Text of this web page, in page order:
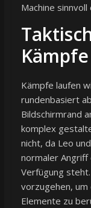
Machine
Kämpfe
Kämpfe laufen
rundenbasiert
Bildschirmrand
komplex
nicht, da Leo
normaler
Verfügung
vorzugehen,
Elemente zu